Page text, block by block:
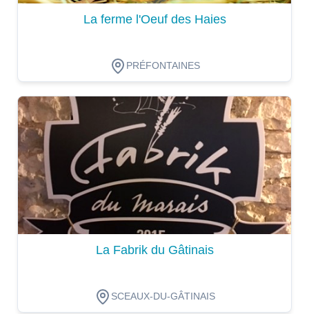
La ferme l'Oeuf des Haies
PRÉFONTAINES
Dégustation
La Fabrik du Gâtinais
SCEAUX-DU-GÂTINAIS